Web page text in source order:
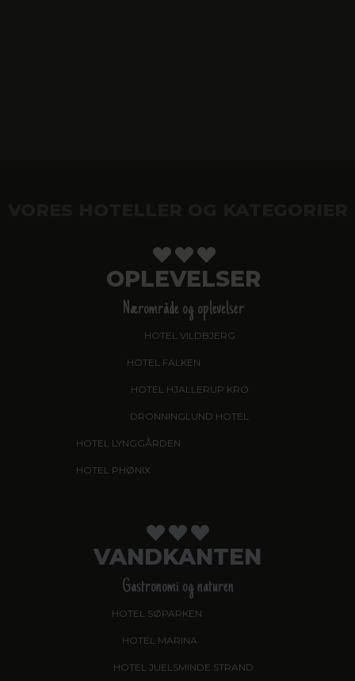
OPLEVELSER
Nærområde og oplevelser
HOTEL VILDBJERG
HOTEL FALKEN
HOTEL HJALLERUP KRO
DRONNINGLUND HOTEL
HOTEL LYNGGÅRDEN
HOTEL PHØNIX
VANDKANTEN
Gastronomi og naturen
HOTEL SØPARKEN
HOTEL MARINA
HOTEL JUELSMINDE STRAND